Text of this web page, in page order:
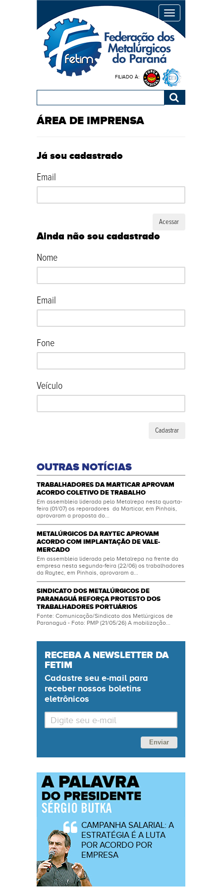
MENU
FILIADO À:
ÁREA DE IMPRENSA
Já sou cadastrado
Email
Acessar
Ainda não sou cadastrado
Nome
Email
Fone
Veículo
Cadastrar
OUTRAS NOTÍCIAS
TRABALHADORES DA MARTICAR APROVAM
ACORDO COLETIVO DE TRABALHO
Em assembleia liderada pelo Metalrepa nesta quarta-
feira (01/07) os reparadores da Marticar, em Pinhais,
aprovaram a proposta do...
METALÚRGICOS DA RAYTEC APROVAM
ACORDO COM IMPLANTAÇÃO DE VALE-
MERCADO
Em assembleia liderada pelo Metalrepa na frente da
empresa nesta segunda-feira (22/06) os trabalhadores
da Raytec, em Pinhais, aprovaram a...
SINDICATO DOS METALÚRGICOS DE
PARANAGUÁ REFORÇA PROTESTO DOS
TRABALHADORES PORTUÁRIOS
Fonte: Comunicação/Sindicato dos Metlúrgicos de
Paranaguá - Foto: PMP (21/05/26) A mobilização...
RECEBA A NEWSLETTER DA
FETIM
Cadastre seu e-mailpara
receber nossos boletins
eletrônicos
Enviar
CAMPANHA SALARIAL: A
ESTRATÉGIA É A LUTA
POR ACORDO POR
EMPRESA